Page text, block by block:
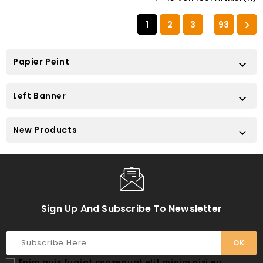
1 2 3 … 93 
Papier Peint 
Left Banner 
New Products 
Sign Up And Subscribe To Newsletter